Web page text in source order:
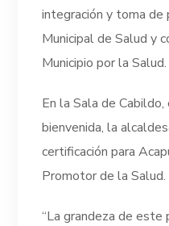
integración y toma
Municipal de Salud y
Municipio por la Salud.
En la Sala de
bienvenida, la
certificación para
Promotor de la Salud.
“La grandeza de